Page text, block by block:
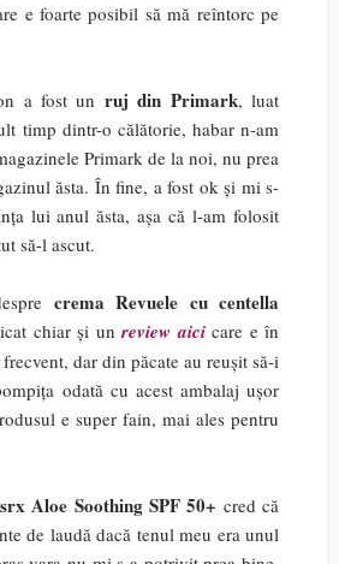
e foarte posibil să mă reîntorc pe
a fost un ruj din Primark, luat
timp dintr-o călătorie, habar n-am
Primark de la noi, nu prea
ăsta. În fine, a fost ok și mi s-
lui anul ăsta, așa că l-am folosit
să-l ascut.
crema Revuele cu centella
chiar și unreview aicicare e în
dar din păcate au reușit să-i
odată cu acest ambalaj ușor
e super fain, mai ales pentru
Aloe Soothing SPF 50+ cred că
de laudă dacă tenul meu era unul